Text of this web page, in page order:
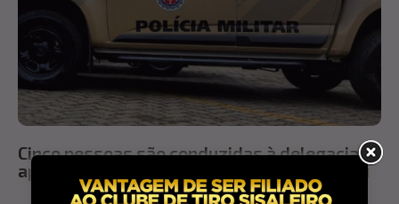
Cinco pessoas são conduzidas à delegacia
após ação da PM por uso de drogas em Ichu